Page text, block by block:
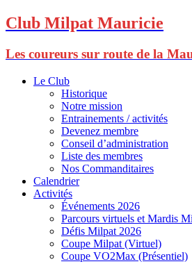
Club Milpat Mauricie
Les coureurs sur route de la
Le Club
Historique
Notre mission
Entrainements / activités
Devenez membre
Conseil d’administration
Liste des membres
Nos Commanditaires
Calendrier
Activités
Événements 2026
Parcours virtuels et Mardis
Défis Milpat 2026
Coupe Milpat (Virtuel)
Coupe VO2Max (Présentiel)